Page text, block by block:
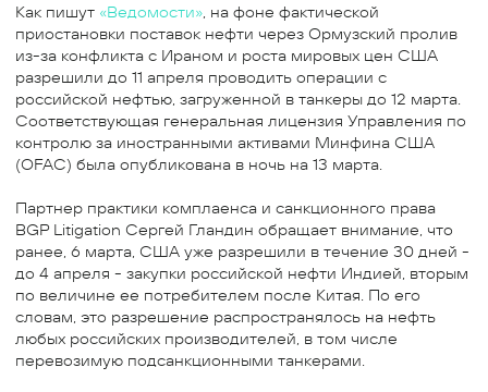
Как пишут «Ведомости», на фоне фактической
приостановки поставок нефти через Ормузский пролив
из-за конфликта с Ираном и роста мировых цен США
разрешили до 11 апреля проводить операции с
российской нефтью, загруженной в танкеры до 12 марта.
Соответствующая генеральная лицензия Управления по
контролю за иностранными активами Минфина США
(OFAC) была опубликована в ночь на 13 марта.
Партнер практики комплаенса и санкционного права
BGP Litigation Сергей Гландин обращает внимание, что
ранее, 6 марта, США уже разрешили в течение 30 дней -
до 4 апреля - закупки российской нефти Индией, вторым
по величине ее потребителем после Китая. По его
словам, это разрешение распространялось на нефть
любых российских производителей, в том числе
перевозимую подсанкционными танкерами.